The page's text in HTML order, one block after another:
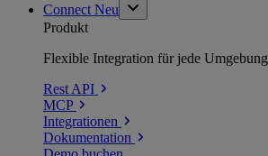
Connect Neu
Produkt
Flexible Integration für jede Umgebung
Rest API
MCP
Integrationen
Dokumentation